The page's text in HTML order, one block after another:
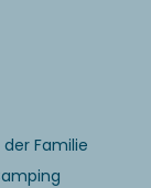
Familie